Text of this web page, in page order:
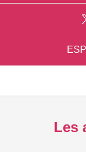
Les